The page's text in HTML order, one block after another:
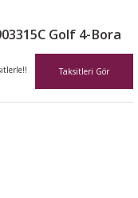
Golf 4-Bora
Taksitleri Gör